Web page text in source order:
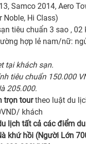
Samco 2014, Aero
Noble, Hi Class)
tiêu chuẩn 3 sao ,
hợp lẻ nam/nữ:
tại khách sạn.
tiêu chuẩn 150.000
205.000.
trọn tourtheo luật du
khách
lịch tất cả các điểm
khứ hồi (Người Lớn